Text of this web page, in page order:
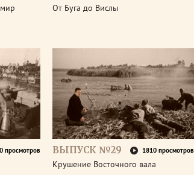
От Буга до Вислы
просмотров ВЫПУСК №29 1810 просмотров
Крушение Восточного вала